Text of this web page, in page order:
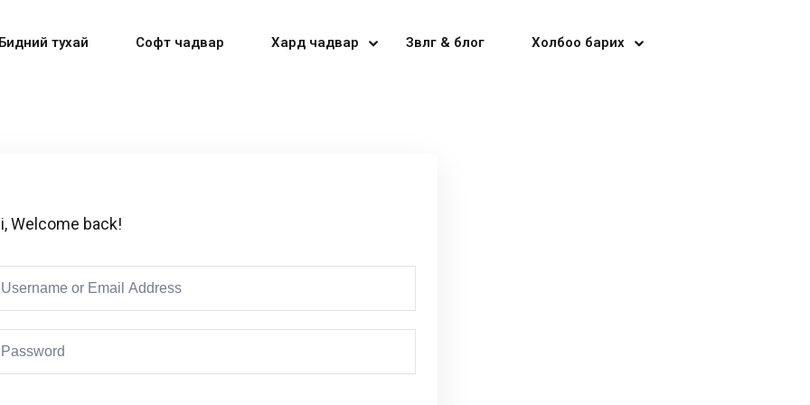
тухай Софт чадвар Хард чадвар Зөвлөгөө & блог Холбоо барих
Welcome back!
Don’t have an account?Sign up